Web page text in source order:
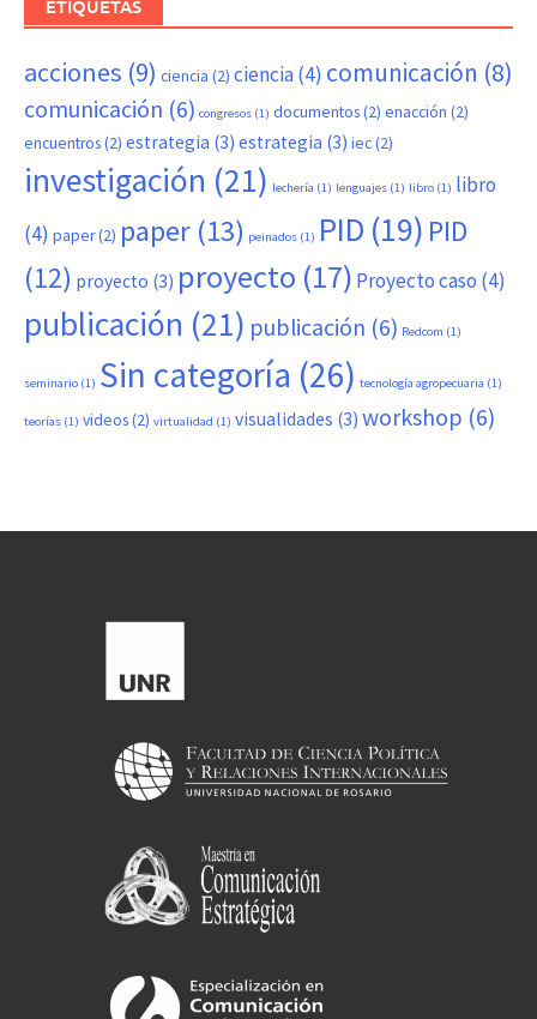
ETIQUETAS
acciones (9) ciencia (2) ciencia(4) comunicación (8)
comunicación (6) congresos (1) documentos(2) enacción (2)
encuentros(2) estrategia (3) estrategia (3) iec(2)
investigación (21) lechería (1) lenguajes (1) libro (1) libro
(4) paper(2) paper (13) peinados (1) PID (19) PID
(12) proyecto (3) proyecto (17) Proyecto caso (4)
publicación (21) publicación (6) Redcom (1)
seminario (1) Sin categoría (26) tecnología agropecuaria (1)
teorías (1) videos(2) virtualidad (1) visualidades (3) workshop (6)